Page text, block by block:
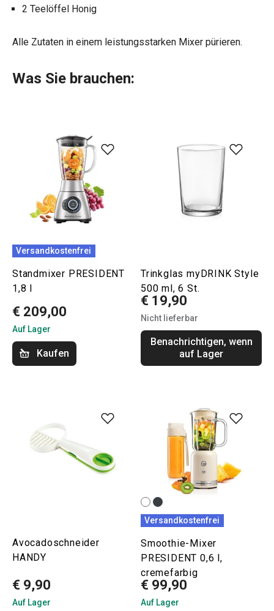
2 Teelöffel Honig
Alle Zutaten in einem leistungsstarken Mixer pürieren.
Was Sie brauchen:
Versandkostenfrei
Standmixer PRESIDENT
1,8 l
€ 209,00
Auf Lager
Kaufen
Trinkglas myDRINK Style
500 ml, 6 St.
€ 19,90
Nicht lieferbar
Benachrichtigen, wenn
auf Lager
Avocadoschneider
HANDY
€ 9,90
Auf Lager
Versandkostenfrei
Smoothie-Mixer
PRESIDENT 0,6 l,
cremefarbig
€ 99,90
Auf Lager